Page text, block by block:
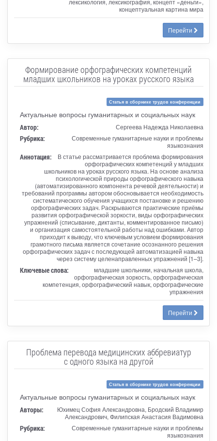
концептуальная картина мира
Перейти
Формирование орфографических компетенций
младших школьников на уроках русского языка
Статья в сборнике трудов конференции
Актуальные вопросы гуманитарных и социальных наук
Автор: Сергеева Надежда Николаевна
Рубрика:
Современные гуманитарные науки и проблемы
языкознания
Аннотация:
В статье рассматривается проблема формирования
орфографических компетенций у младших
школьников на уроках русского языка. На основе анализа
психологической природы орфографического навыка
(автоматизированного компонента речевой деятельности) и
требований программы автором обосновывается необходимость
систематического обучения учащихся постановке и решению
орфографических задач. Раскрываются практические приёмы
развития орфографической зоркости, виды орфографических
упражнений (списывание, диктанты, комментированное письмо)
и организация самостоятельной работы над ошибками. Автор
приходит к выводу, что ключевым условием формирования
грамотного письма является сочетание осознанного решения
орфографических задач с последующей автоматизацией навыка
через систему целенаправленных упражнений [1–3].
Ключевые слова:
младшие школьники, начальная школа,
орфографическая зоркость, орфографическая
компетенция, орфографический навык, орфографические
упражнения
Перейти
Проблема перевода медицинских аббревиатур
с одного языка на другой
Статья в сборнике трудов конференции
Актуальные вопросы гуманитарных и социальных наук
Авторы:
Юхимец София Александровна, Бродский Владимир
Александрович, Филипская Анастасия Вадимовна
Рубрика:
Современные гуманитарные науки и проблемы
языкознания